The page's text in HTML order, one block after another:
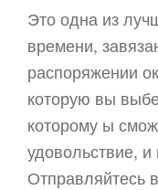
Это одна из
времени,
распоряжении
которую вы
которому ы
удовольствие, и
Отправляйтесь